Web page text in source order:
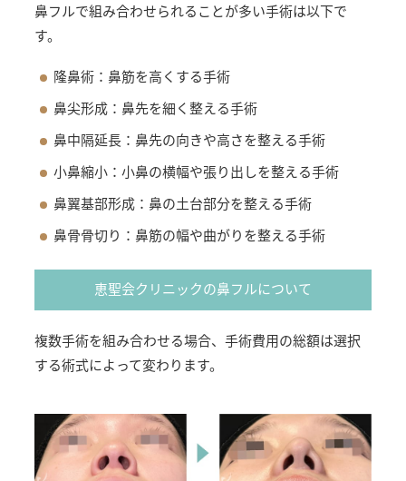
鼻フルで組み合わせられることが多い手術は以下で
す。
隆鼻術：鼻筋を高くする手術
鼻尖形成：鼻先を細く整える手術
鼻中隔延長：鼻先の向きや高さを整える手術
小鼻縮小：小鼻の横幅や張り出しを整える手術
鼻翼基部形成：鼻の土台部分を整える手術
鼻骨骨切り：鼻筋の幅や曲がりを整える手術
恵聖会クリニックの鼻フルについて
複数手術を組み合わせる場合、手術費用の総額は選択
する術式によって変わります。